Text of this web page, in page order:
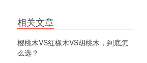
相关文章
樱桃木VS红橡木VS胡桃木，到底怎
么选？